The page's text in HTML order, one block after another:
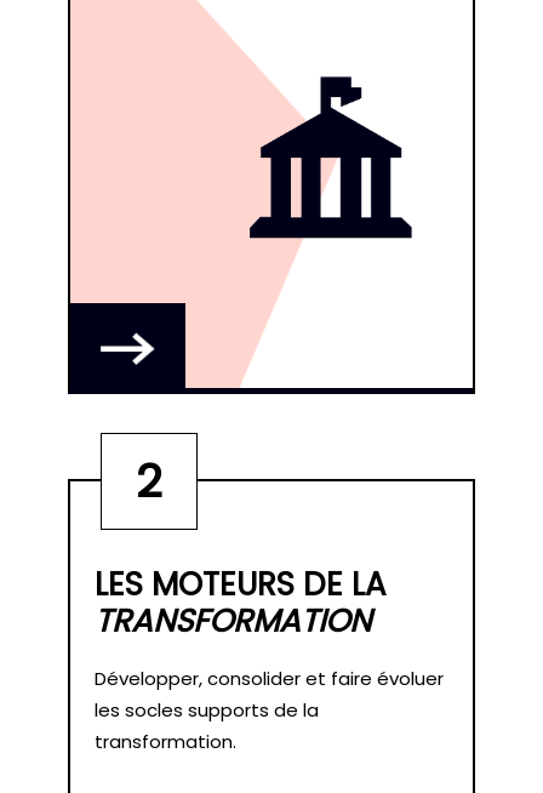
2
LES MOTEURS DE LA
TRANSFORMATION
Développer, consolider et faire évoluer
les socles supports de la
transformation.